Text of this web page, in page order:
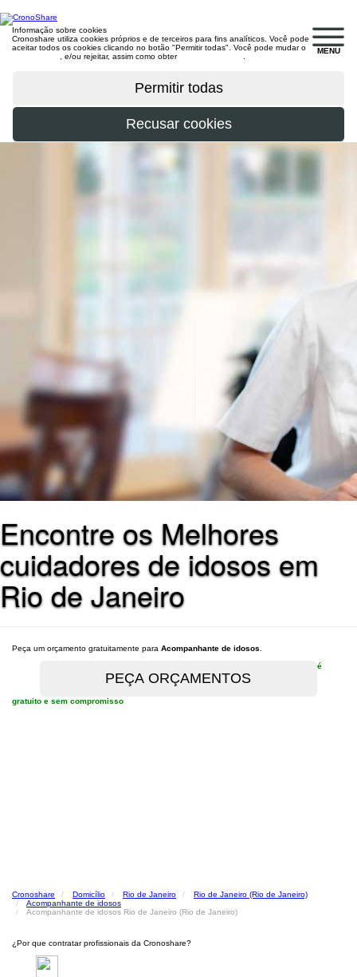
MENU
Informação sobre cookies
Cronoshare utiliza cookies próprios e de terceiros para fins analíticos. Você pode
aceitar todos os cookies clicando no botão "Permitir todas". Você pode mudar o
, e/ou rejeitar, assim como obter
Encontre os Melhores
cuidadores de idosos em
Rio de Janeiro
Peça um orçamento gratuitamente para Acompanhante de idosos
é
gratuito e sem compromisso
Cronoshare Domicílio Rio de Janeiro
Rio de Janeiro (Rio de Janeiro)
Acompanhante de idosos
Acompanhante de idosos Rio de Janeiro (Rio de Janeiro)
¿Por que contratar profissionais da Cronoshare?